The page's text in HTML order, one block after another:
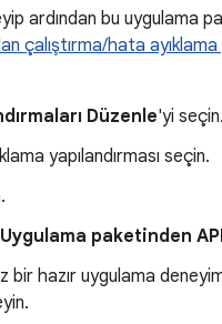
ardından bu uygulama
çalıştırma/hata ayıklama
Düzenle'yi seçin.
yapılandırması seçin.
Uygulama paketinden
hazır uygulama